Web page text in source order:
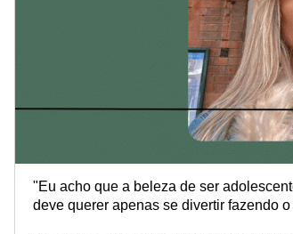
"Eu acho que a beleza de ser
deve querer apenas se divertir fazendo o